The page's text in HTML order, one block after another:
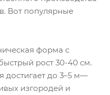
Вот популярные
форма с
рост 30-40 см.
достигает до 3–5 м—
изгородей и